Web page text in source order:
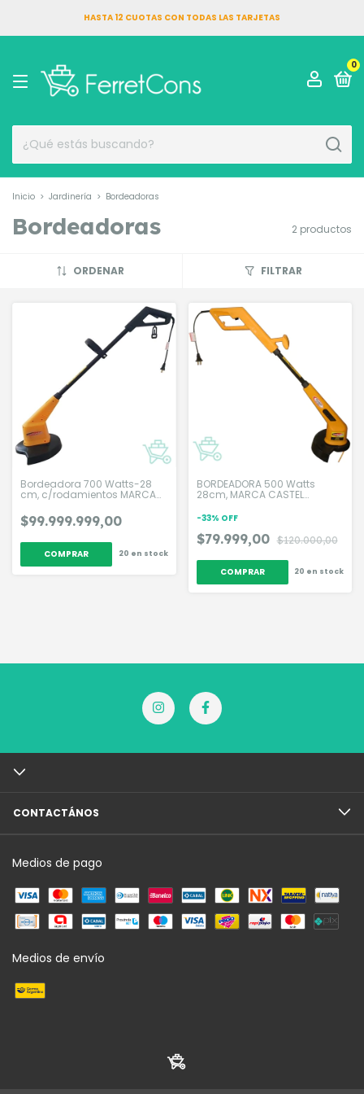
HASTA 12 CUOTAS CON TODAS LAS TARJETAS
0
Inicio > Jardinería > Bordeadoras
Bordeadoras 2 productos
ORDENAR FILTRAR
Bordeadora 700 Watts-28
cm, c/rodamientos MARCA
$99.999.999,00
20 en stock
BORDEADORA 500 Watts
28cm, MARCA CASTEL
-33% OFF
$79.999,00 $120.000,00
20 en stock
CONTACTÁNOS
Medios de pago
Medios de envío